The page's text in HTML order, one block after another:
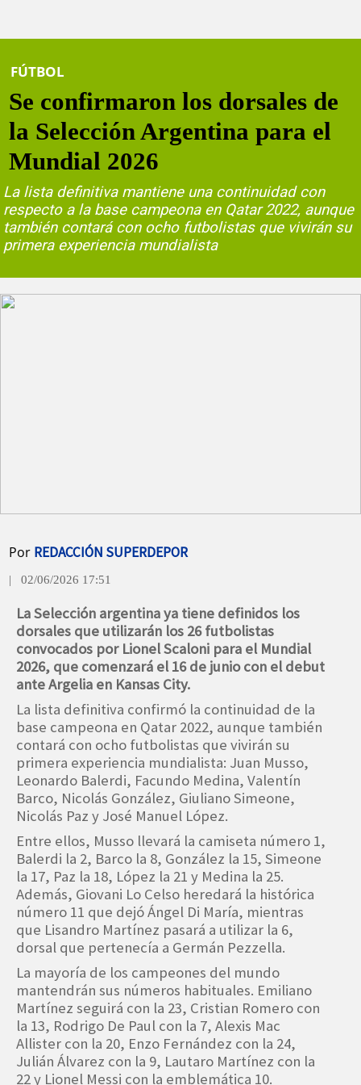
FÚTBOL
Se confirmaron los dorsales de
la Selección Argentina para el
Mundial 2026
La lista definitiva mantiene una continuidad con
respecto a la base campeona en Qatar 2022, aunque
también contará con ocho futbolistas que vivirán su
primera experiencia mundialista
Por REDACCIÓN SUPERDEPOR
| 02/06/2026 17:51
La Selección argentina ya tiene definidos los
dorsales que utilizarán los 26 futbolistas
convocados por Lionel Scaloni para el Mundial
2026, que comenzará el 16 de junio con el debut
ante Argelia en Kansas City.
La lista definitiva confirmó la continuidad de la
base campeona en Qatar 2022, aunque también
contará con ocho futbolistas que vivirán su
primera experiencia mundialista: Juan Musso,
Leonardo Balerdi, Facundo Medina, Valentín
Barco, Nicolás González, Giuliano Simeone,
Nicolás Paz y José Manuel López.
Entre ellos, Musso llevará la camiseta número 1,
Balerdi la 2, Barco la 8, González la 15, Simeone
la 17, Paz la 18, López la 21 y Medina la 25.
Además, Giovani Lo Celso heredará la histórica
número 11 que dejó Ángel Di María, mientras
que Lisandro Martínez pasará a utilizar la 6,
dorsal que pertenecía a Germán Pezzella.
La mayoría de los campeones del mundo
mantendrán sus números habituales. Emiliano
Martínez seguirá con la 23, Cristian Romero con
la 13, Rodrigo De Paul con la 7, Alexis Mac
Allister con la 20, Enzo Fernández con la 24,
Julián Álvarez con la 9, Lautaro Martínez con la
22 y Lionel Messi con la emblemática 10.